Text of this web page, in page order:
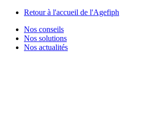
Retour à l'accueil de l'Agefiph
Nos conseils
Nos solutions
Nos actualités